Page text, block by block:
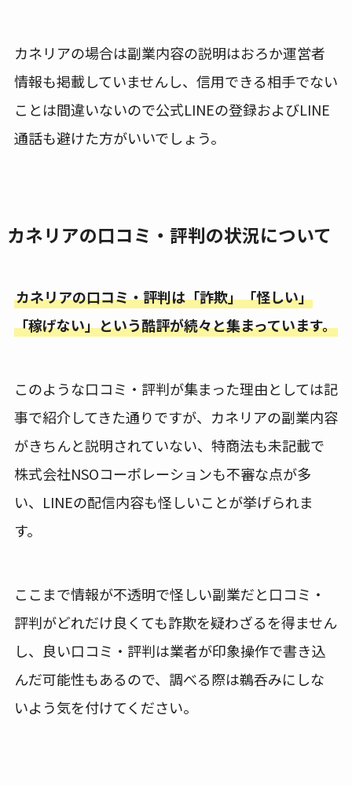
カネリアの場合は副業内容の説明はおろか運営者
情報も掲載していませんし、信用できる相手でない
ことは間違いないので公式LINEの登録およびLINE
通話も避けた方がいいでしょう。
カネリアの口コミ・評判の状況について
カネリアの口コミ・評判は「詐欺」「怪しい」
「稼げない」という酷評が続々と集まっています。
このような口コミ・評判が集まった理由としては記
事で紹介してきた通りですが、カネリアの副業内容
がきちんと説明されていない、特商法も未記載で
株式会社NSOコーポレーションも不審な点が多
い、LINEの配信内容も怪しいことが挙げられま
す。
ここまで情報が不透明で怪しい副業だと口コミ・
評判がどれだけ良くても詐欺を疑わざるを得ません
し、良い口コミ・評判は業者が印象操作で書き込
んだ可能性もあるので、調べる際は鵜呑みにしな
いよう気を付けてください。